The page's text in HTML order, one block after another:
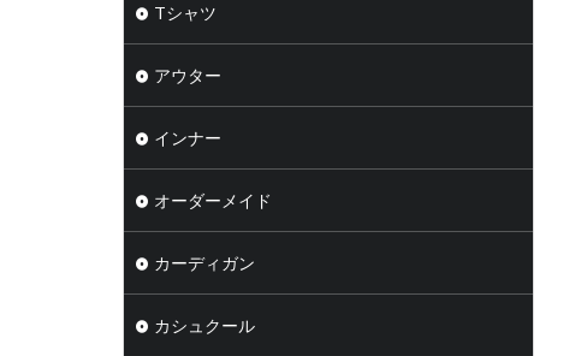
Tシャツ
アウター
インナー
オーダーメイド
カーディガン
カシュクール